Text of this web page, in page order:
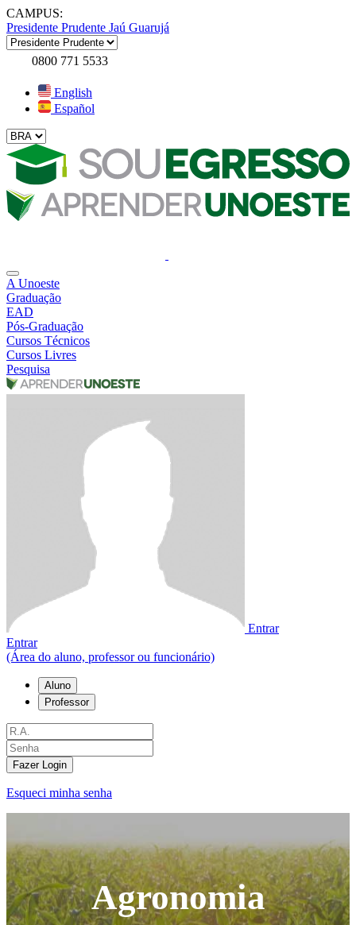
CAMPUS:
Presidente Prudente Jaú Guarujá
0800 771 5533
English
Español
A Unoeste
Graduação
EAD
Pós-Graduação
Cursos Técnicos
Cursos Livres
Pesquisa
Entrar
Entrar
(Área do aluno, professor ou funcionário)
Aluno
Professor
Fazer Login
Esqueci minha senha
Agronomia